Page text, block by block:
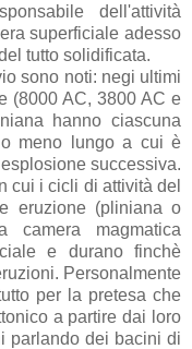
dell'attività
superficiale adesso
tutto solidificata.
sono noti: negi ultimi
(8000 AC, 3800 AC e
hanno ciascuna
meno lungo a cui è
successiva.
cui i cicli di attività del
eruzione (pliniana o
camera magmatica
e durano finchè
Personalmente
per la pretesa che
a partire dai loro
parlando dei bacini di